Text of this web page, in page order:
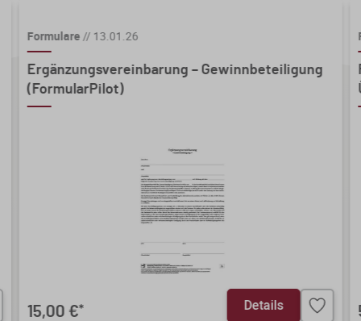
Formulare // 13.01.26
Ergänzungsvereinbarung – Gewinnbeteiligung
(FormularPilot)
15,00 €* Details